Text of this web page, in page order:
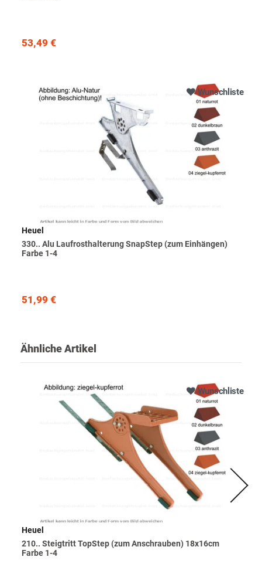
53,49 €
Wunschliste
Heuel
330.. Alu Laufrosthalterung SnapStep (zum Einhängen)
Farbe 1-4
51,99 €
Ähnliche Artikel
Wunschliste
Heuel
210.. Steigtritt TopStep (zum Anschrauben) 18x16cm
Farbe 1-4